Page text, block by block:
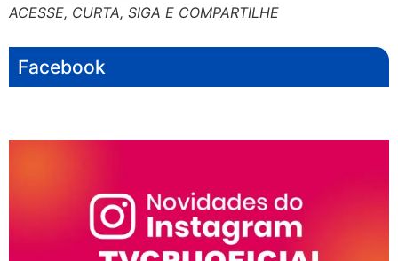
ACESSE, CURTA, SIGA E COMPARTILHE
Facebook